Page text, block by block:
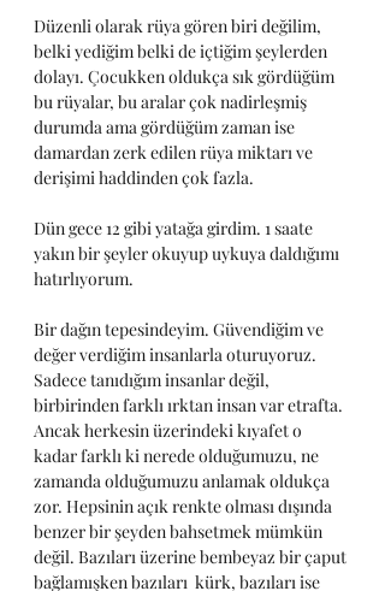
Düzenli olarak rüya gören biri değilim,
belki yediğim belki de içtiğim şeylerden
dolayı. Çocukken oldukça sık gördüğüm
bu rüyalar, bu aralar çok nadirleşmiş
durumda ama gördüğüm zaman ise
damardan zerk edilen rüya miktarı ve
derişimi haddinden çok fazla.
Dün gece 12 gibi yatağa girdim. 1 saate
yakın bir şeyler okuyup uykuya daldığımı
hatırlıyorum.
Bir dağın tepesindeyim. Güvendiğim ve
değer verdiğim insanlarla oturuyoruz.
Sadece tanıdığım insanlar değil,
birbirinden farklı ırktan insan var etrafta.
Ancak herkesin üzerindeki kıyafet o
kadar farklı ki nerede olduğumuzu, ne
zamanda olduğumuzu anlamak oldukça
zor. Hepsinin açık renkte olması dışında
benzer bir şeyden bahsetmek mümkün
değil. Bazıları üzerine bembeyaz bir çaput
bağlamışken bazıları  kürk, bazıları ise